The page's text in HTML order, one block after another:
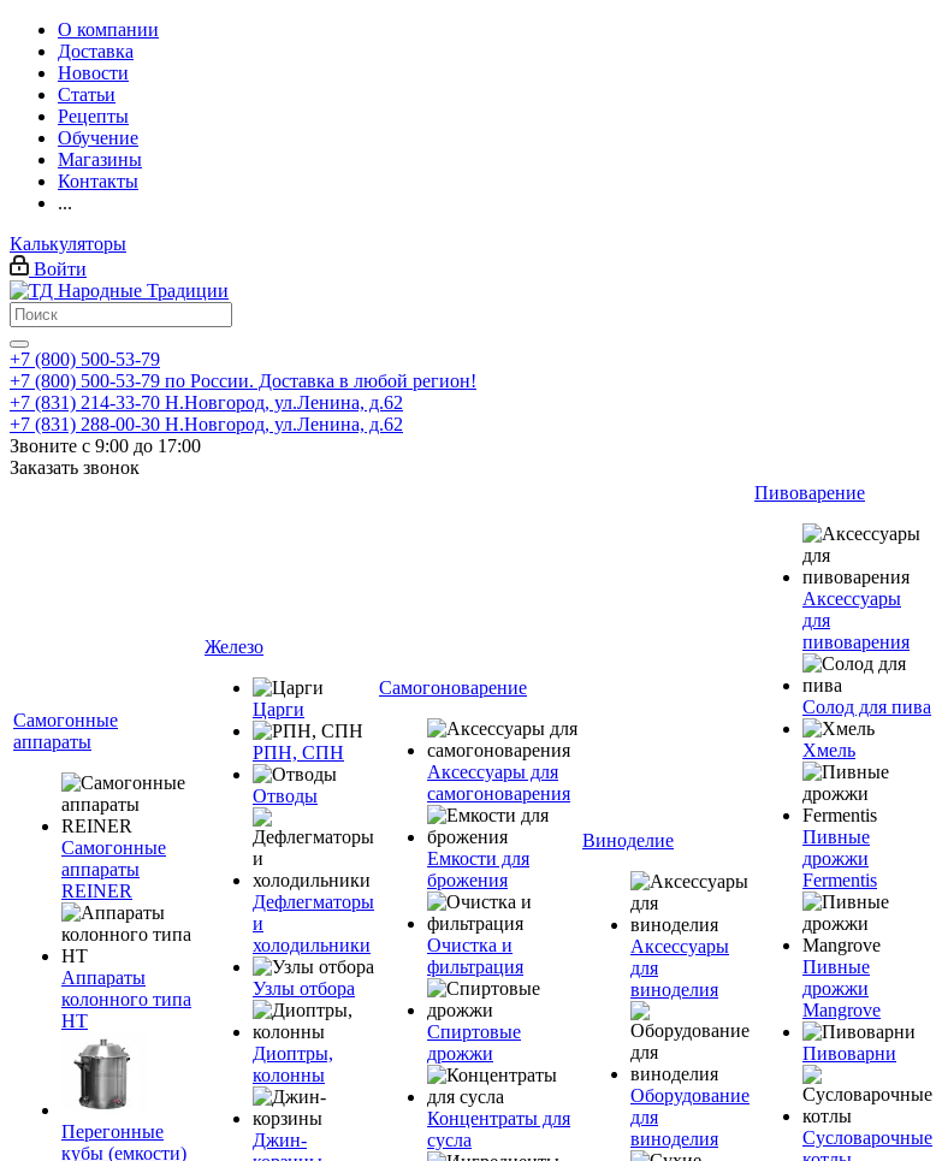
О компании
Доставка
Новости
Статьи
Рецепты
Обучение
Магазины
Контакты
...
Калькуляторы
Войти
+7 (800) 500-53-79
+7 (800) 500-53-79 по России. Доставка в любой регион!
+7 (831) 214-33-70 Н.Новгород, ул.Ленина, д.62
+7 (831) 288-00-30 Н.Новгород, ул.Ленина, д.62
Звоните с 9:00 до 17:00
Заказать звонок
Самогонные
аппараты
Самогонные
аппараты
REINER
Аппараты
колонного типа
НТ
Перегонные
кубы (емкости)
Железо
Царги
РПН, СПН
Отводы
Дефлегматоры
и
холодильники
Узлы отбора
Диоптры,
колонны
Джин-
Самогоноварение
Аксессуары для
самогоноварения
Емкости для
брожения
Очистка и
фильтрация
Спиртовые
дрожжи
Концентраты для
сусла
Виноделие
Аксессуары
для
виноделия
Оборудование
для
виноделия
Пивоварение
Аксессуары
для
пивоварения
Солод для пива
Хмель
Пивные
дрожжи
Fermentis
Пивные
дрожжи
Mangrove
Пивоварни
Сусловарочные